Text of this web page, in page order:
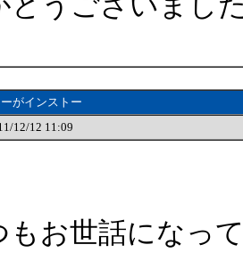
がインストー
12/12 11:09
お世話になっ